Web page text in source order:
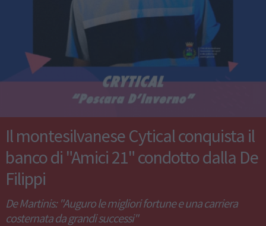
Il montesilvanese Cytical conquista il
banco di "Amici 21" condotto dalla De
Filippi
De Martinis: "Auguro le migliori fortune e una carriera
costernata da grandi successi"